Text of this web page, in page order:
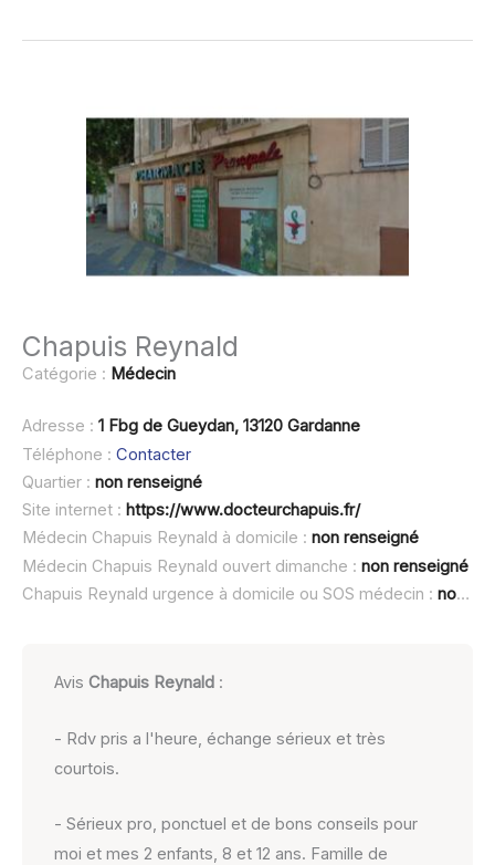
Chapuis Reynald
Catégorie : Médecin
Adresse : 1 Fbg de Gueydan, 13120 Gardanne
Téléphone : Contacter
Quartier : non renseigné
Site internet : https://www.docteurchapuis.fr/
Médecin Chapuis Reynald à domicile : non renseigné
Médecin Chapuis Reynald ouvert dimanche : non renseigné
Chapuis Reynald urgence à domicile ou SOS médecin : non renseigné
AvisChapuis Reynald :
- Rdv pris a l'heure, échange sérieux et très
courtois.
- Sérieux pro, ponctuel et de bons conseils pour
moi et mes 2 enfants, 8 et 12 ans. Famille de